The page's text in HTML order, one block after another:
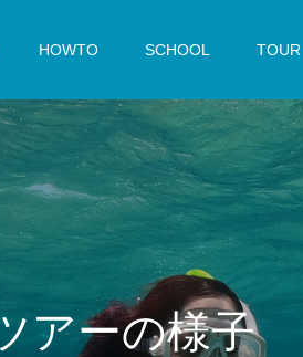
HOWTO SCHOOL TOUR
アーの様子